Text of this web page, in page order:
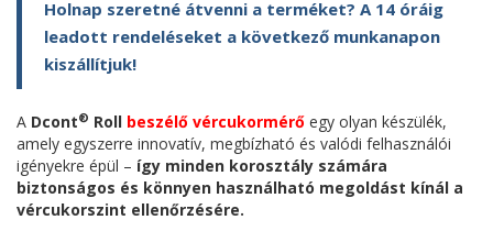
Holnap szeretné átvenni a terméket? A 14 óráig
leadott rendeléseket a következő munkanapon
kiszállítjuk!
A Dcont® Roll beszélő vércukormérő egy olyan készülék,
amely egyszerre innovatív, megbízható és valódi felhasználói
igényekre épül – így minden korosztály számára
biztonságos és könnyen használható megoldást kínál a
vércukorszint ellenőrzésére.